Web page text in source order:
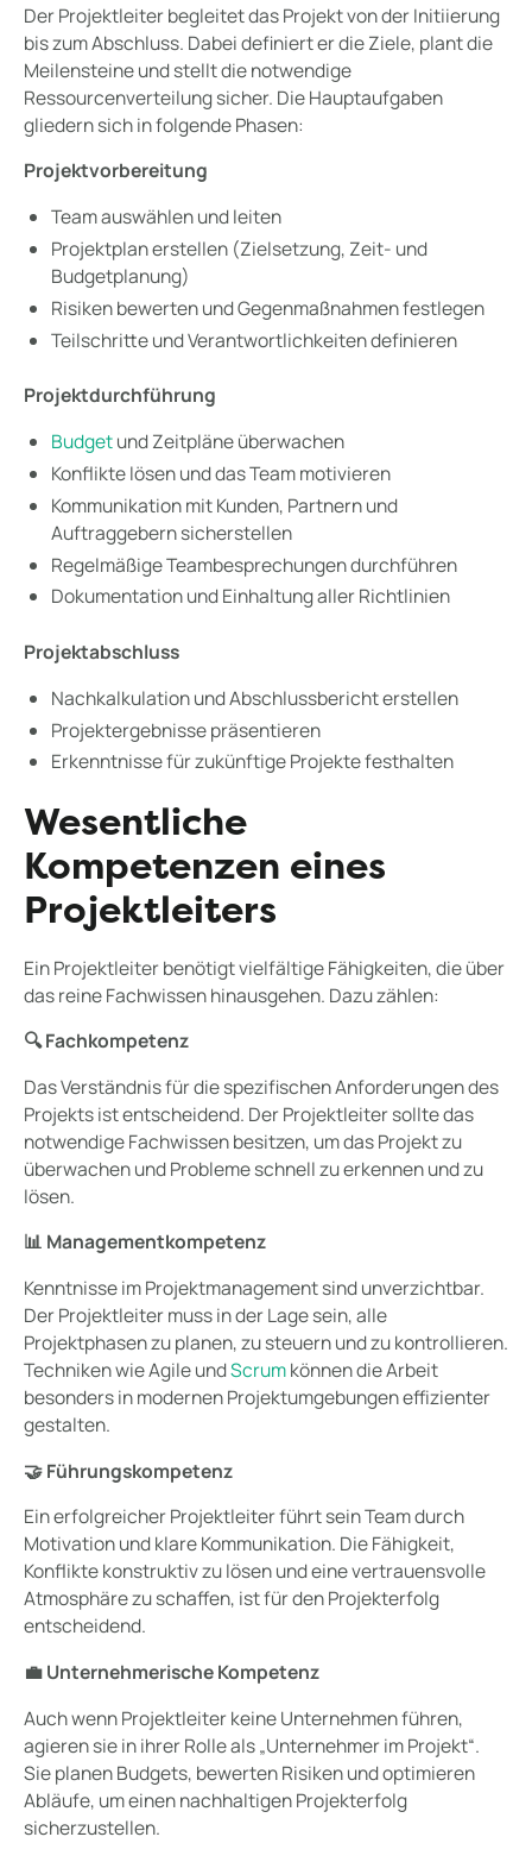
Der Projektleiter begleitet das Projekt von der Initiierung
bis zum Abschluss. Dabei definiert er die Ziele, plant die
Meilensteine und stellt die notwendige
Ressourcenverteilung sicher. Die Hauptaufgaben
gliedern sich in folgende Phasen:
Projektvorbereitung
Team auswählen und leiten
Projektplan erstellen (Zielsetzung, Zeit- und
Budgetplanung)
Risiken bewerten und Gegenmaßnahmen festlegen
Teilschritte und Verantwortlichkeiten definieren
Projektdurchführung
Budgetund Zeitpläne überwachen
Konflikte lösen und das Team motivieren
Kommunikation mit Kunden, Partnern und
Auftraggebern sicherstellen
Regelmäßige Teambesprechungen durchführen
Dokumentation und Einhaltung aller Richtlinien
Projektabschluss
Nachkalkulation und Abschlussbericht erstellen
Projektergebnisse präsentieren
Erkenntnisse für zukünftige Projekte festhalten
Wesentliche
Kompetenzen eines
Projektleiters
Ein Projektleiter benötigt vielfältige Fähigkeiten, die über
das reine Fachwissen hinausgehen. Dazu zählen:
🔍 Fachkompetenz
Das Verständnis für die spezifischen Anforderungen des
Projekts ist entscheidend. Der Projektleiter sollte das
notwendige Fachwissen besitzen, um das Projekt zu
überwachen und Probleme schnell zu erkennen und zu
lösen.
📊 Managementkompetenz
Kenntnisse im Projektmanagement sind unverzichtbar.
Der Projektleiter muss in der Lage sein, alle
Projektphasen zu planen, zu steuern und zu kontrollieren.
Techniken wie Agile undScrumkönnen die Arbeit
besonders in modernen Projektumgebungen effizienter
gestalten.
🤝 Führungskompetenz
Ein erfolgreicher Projektleiter führt sein Team durch
Motivation und klare Kommunikation. Die Fähigkeit,
Konflikte konstruktiv zu lösen und eine vertrauensvolle
Atmosphäre zu schaffen, ist für den Projekterfolg
entscheidend.
💼 Unternehmerische Kompetenz
Auch wenn Projektleiter keine Unternehmen führen,
agieren sie in ihrer Rolle als „Unternehmer im Projekt“.
Sie planen Budgets, bewerten Risiken und optimieren
Abläufe, um einen nachhaltigen Projekterfolg
sicherzustellen.